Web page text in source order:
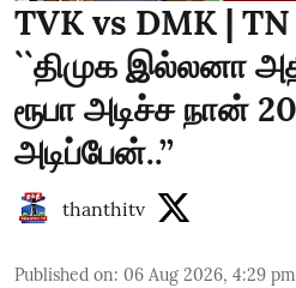
TVK vs DMK |
``திமுக இல்லனா
ரூபா அடிச்ச நான்
அடிப்பேன்..’’
thanthitv
Published on: 06 Aug 2026, 4:29 pm